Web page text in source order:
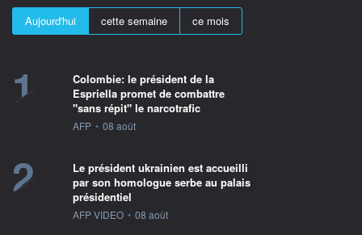
Aujourd'hui cette semaine ce mois
1
Colombie: le président de la
Espriella promet de combattre
"sans répit" le narcotrafic
information fournie par
AFP • 08 août
2
Le président ukrainien est accueilli
par son homologue serbe au palais
présidentiel
information fournie par
AFP VIDEO • 08 août